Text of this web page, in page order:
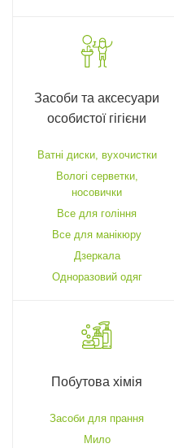
Засоби та аксесуари
особистої гігієни
Ватні диски, вухочистки
Вологі серветки,
носовички
Все для гоління
Все для манікюру
Дзеркала
Одноразовий одяг
Побутова хімія
Засоби для прання
Мило